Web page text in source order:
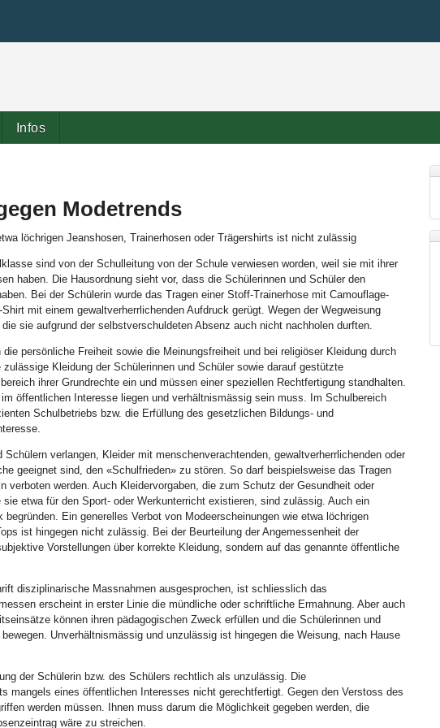
Infos
Modetrends
löchrigen Jeanshosen, Trainerhosen oder Trägershirts ist nicht zulässig
sind von der Schulleitung von der Schule verwiesen worden, weil sie mit ihrer
haben. Die Hausordnung sieht vor, dass die Schülerinnen und Schüler den
Bei der Schülerin wurde das Tragen einer Stoff-Trainerhose mit Camouflage-
mit einem gewaltverherrlichenden Aufdruck gerügt. Wegen der Wegweisung
sie aufgrund der selbstverschuldeten Absenz auch nicht nachholen durften.
persönliche Freiheit sowie die Meinungsfreiheit und bei religiöser Kleidung durch
Kleidung der Schülerinnen und Schüler sowie darauf gestützte
ihrer Grundrechte ein und müssen einer speziellen Rechtfertigung standhalten.
öffentlichen Interesse liegen und verhältnismässig sein muss. Im Schulbereich
Schulbetriebs bzw. die Erfüllung des gesetzlichen Bildungs- und
verlangen, Kleider mit menschenverachtenden, gewaltverherrlichenden oder
geeignet sind, den «Schulfrieden» zu stören. So darf beispielsweise das Tragen
verboten werden. Auch Kleidervorgaben, die zum Schutz der Gesundheit oder
etwa für den Sport- oder Werkunterricht existieren, sind zulässig. Auch ein
Ein generelles Verbot von Modeerscheinungen wie etwa löchrigen
ist hingegen nicht zulässig. Bei der Beurteilung der Angemessenheit der
Vorstellungen über korrekte Kleidung, sondern auf das genannte öffentliche
disziplinarische Massnahmen ausgesprochen, ist schliesslich das
erscheint in erster Linie die mündliche oder schriftliche Ermahnung. Aber auch
können ihren pädagogischen Zweck erfüllen und die Schülerinnen und
Unverhältnismässig und unzulässig ist hingegen die Weisung, nach Hause
der Schülerin bzw. des Schülers rechtlich als unzulässig. Die
mangels eines öffentlichen Interesses nicht gerechtfertigt. Gegen den Verstoss des
werden müssen. Ihnen muss darum die Möglichkeit gegeben werden, die
wäre zu streichen.